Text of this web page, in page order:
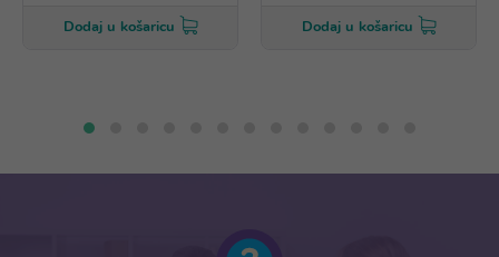
Dodaj u košaricu Dodaj u košaricu